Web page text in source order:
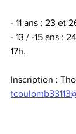
- 11 ans : 23 et
- 13 / -15 ans :
17h.
Inscription :